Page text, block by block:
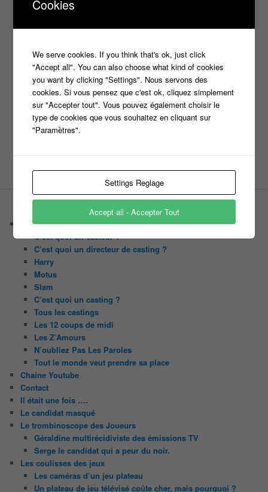
Nom *
E-mail *
Site web
Castings
C’est quoi un casteur ?
C’est quoi un directeur de casting ?
Harry
Motus
Slam
C’est quoi un casting ?
Tous les castings
Les 12 coups de midi
Les Z’Amours
N’oubliez Pas Les Paroles
Tout le monde veut prendre sa place
Chaine Youtube
Contact
Il était une fois ….
Le candidat masqué
Le trombinoscope des Joueurs
Géraldine multirécidiviste des émissions TV
Serge le candidat qui a peur du noir.
Les coulisses des jeux
Les caméras d’un jeu plateau
Un plateau de jeu télévisé coûte cher, mais pourquoi ?
Cookies
We serve cookies. If you think that's ok, just click
"Accept all". You can also choose what kind of cookies
you want by clicking "Settings". Nous servons des
cookies. Si vous pensez que c'est ok, cliquez simplement
sur "Accepter tout". Vous pouvez également choisir le
type de cookies que vous souhaitez en cliquant sur
"Paramètres".
Settings Reglage
Accept all - Accepter Tout